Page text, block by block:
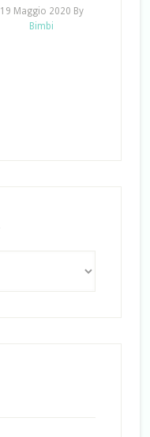
19 Maggio 2020 By
Bimbi